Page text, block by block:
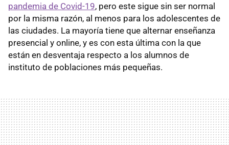
pandemia de Covid-19, pero este sigue sin ser normal
por la misma razón, al menos para los adolescentes de
las ciudades. La mayoría tiene que alternar enseñanza
presencial y online, y es con esta última con la que
están en desventaja respecto a los alumnos de
instituto de poblaciones más pequeñas.